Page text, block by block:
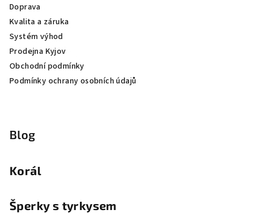
Doprava
Kvalita a záruka
Systém výhod
Prodejna Kyjov
Obchodní podmínky
Podmínky ochrany osobních údajů
Blog
Korál
Šperky s tyrkysem